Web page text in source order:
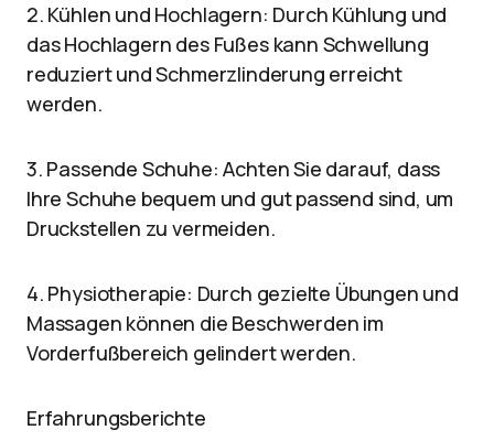
2. Kühlen und Hochlagern: Durch Kühlung und
das Hochlagern des Fußes kann Schwellung
reduziert und Schmerzlinderung erreicht
werden.
3. Passende Schuhe: Achten Sie darauf, dass
Ihre Schuhe bequem und gut passend sind, um
Druckstellen zu vermeiden.
4. Physiotherapie: Durch gezielte Übungen und
Massagen können die Beschwerden im
Vorderfußbereich gelindert werden.
Erfahrungsberichte